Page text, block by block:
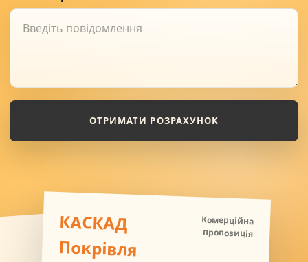
ОТРИМАТИ РОЗРАХУНОК
КАСКАД
Покрівля
Комерційна
пропозиція